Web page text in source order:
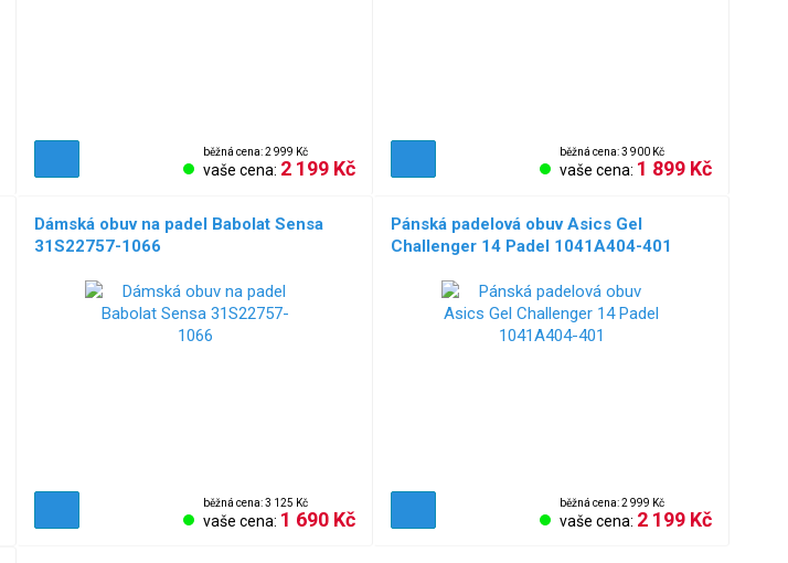
běžná cena: 2 999 Kč
vaše cena: 2 199 Kč
běžná cena: 3 900 Kč
vaše cena: 1 899 Kč
Dámská obuv na padel Babolat Sensa
31S22757-1066
běžná cena: 3 125 Kč
vaše cena: 1 690 Kč
Pánská padelová obuv Asics Gel
Challenger 14 Padel 1041A404-401
běžná cena: 2 999 Kč
vaše cena: 2 199 Kč